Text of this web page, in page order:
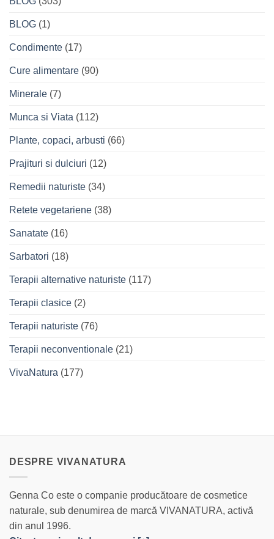
BLOG (1)
Condimente (17)
Cure alimentare (90)
Minerale (7)
Munca si Viata (112)
Plante, copaci, arbusti (66)
Prajituri si dulciuri (12)
Remedii naturiste (34)
Retete vegetariene (38)
Sanatate (16)
Sarbatori (18)
Terapii alternative naturiste (117)
Terapii clasice (2)
Terapii naturiste (76)
Terapii neconventionale (21)
VivaNatura (177)
DESPRE VIVANATURA
Genna Co este o companie producătoare de cosmetice
naturale, sub denumirea de marcă VIVANATURA, activă
din anul 1996.